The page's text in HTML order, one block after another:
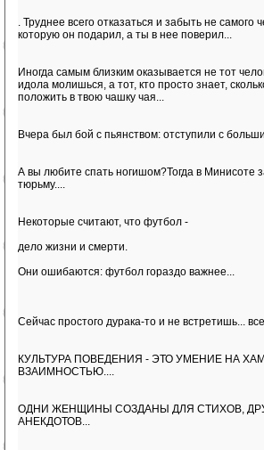
. Труднее всего отказаться и забыть не самого
которую он подарил, а ты в нее поверил...
Иногда самым близким оказывается не тот
идола молишься, а тот, кто просто знает,
положить в твою чашку чая...
Вчеpа был бой с пьянством: отступили с
А вы любите спать ногишом?Тогда в Минисоте
тюрьму....
Некоторые считают, что футбол -
дело жизни и смерти.
Они ошибаются: футбол гораздо важнее...
Сейчас простого дурака-то и не встретишь...
КУЛЬТУРА ПОВЕДЕНИЯ - ЭТО УМЕНИЕ НА
ВЗАИМНОСТЬЮ....
ОДНИ ЖЕНЩИНЫ СОЗДАНЫ ДЛЯ СТИХОВ,
АНЕКДОТОВ...